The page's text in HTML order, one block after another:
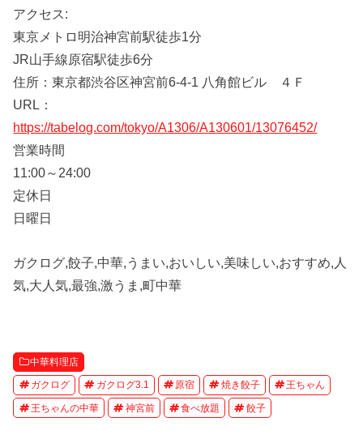
アクセス:
東京メトロ明治神宮前駅徒歩1分
JR山手線原宿駅徒歩6分
住所：東京都渋谷区神宮前6-4-1 八角館ビル ４Ｆ
URL：
https://tabelog.com/tokyo/A1306/A130601/13076452/
営業時間
11:00～24:00
定休日
日曜日
ガクログ,餃子,中華,うまい,おいしい,美味しい,おすすめ,人
気,大人気,最強,激うま,町中華
中華料理店
ガクログ ガクログ3.1 原宿 焼き餃子 王ちゃん
王ちゃんの中華 神宮前 食べ放題 餃子